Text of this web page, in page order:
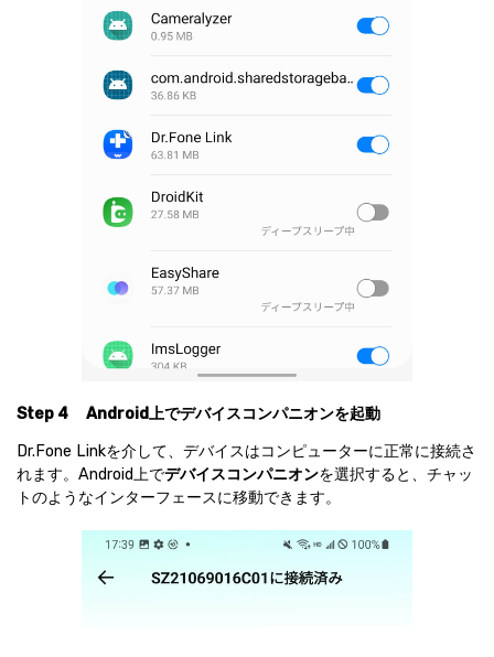
Step 4
Android上でデバイスコンパニオンを起動
Dr.Fone Linkを介して、デバイスはコンピューターに正常に接続さ
れます。Android上でデバイスコンパニオンを選択すると、チャッ
トのようなインターフェースに移動できます。